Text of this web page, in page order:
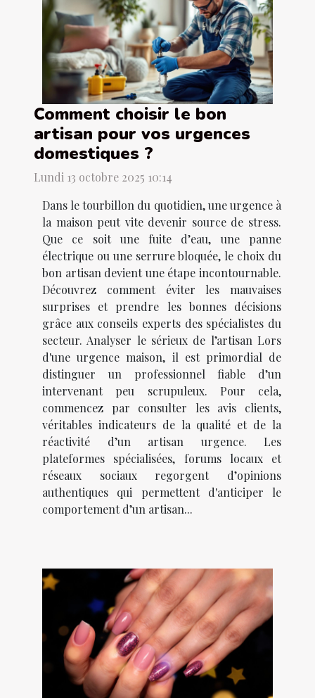
Comment choisir le bon
artisan pour vos urgences
domestiques ?
Lundi 13 octobre 2025 10:14
Dans le tourbillon du quotidien, une urgence à
la maison peut vite devenir source de stress.
Que ce soit une fuite d’eau, une panne
électrique ou une serrure bloquée, le choix du
bon artisan devient une étape incontournable.
Découvrez comment éviter les mauvaises
surprises et prendre les bonnes décisions
grâce aux conseils experts des spécialistes du
secteur. Analyser le sérieux de l’artisan Lors
d'une urgence maison, il est primordial de
distinguer un professionnel fiable d’un
intervenant peu scrupuleux. Pour cela,
commencez par consulter les avis clients,
véritables indicateurs de la qualité et de la
réactivité d’un artisan urgence. Les
plateformes spécialisées, forums locaux et
réseaux sociaux regorgent d’opinions
authentiques qui permettent d'anticiper le
comportement d’un artisan...